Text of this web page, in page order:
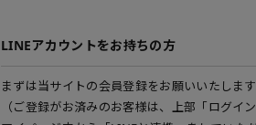
LINEアカウントをお持ちの方
まずは当サイトの会員登録をお願いいたします
（ご登録がお済みのお客様は、上部「ログイ